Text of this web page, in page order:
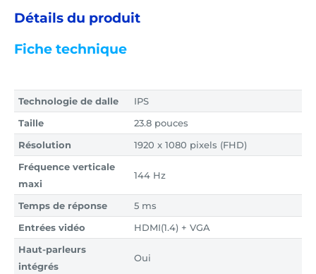
Détails du produit
Fiche technique
Technologie de dalle
IPS
Taille
23.8 pouces
Résolution
1920 x 1080 pixels (FHD)
Fréquence verticale
maxi
144 Hz
Temps de réponse
5 ms
Entrées vidéo
HDMI(1.4) + VGA
Haut-parleurs
intégrés
Oui